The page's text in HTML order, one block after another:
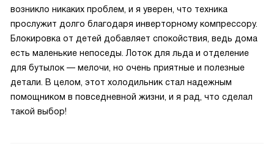
возникло никаких проблем, и я уверен, что техника
прослужит долго благодаря инверторному компрессору.
Блокировка от детей добавляет спокойствия, ведь дома
есть маленькие непоседы. Лоток для льда и отделение
для бутылок — мелочи, но очень приятные и полезные
детали. В целом, этот холодильник стал надежным
помощником в повседневной жизни, и я рад, что сделал
такой выбор!